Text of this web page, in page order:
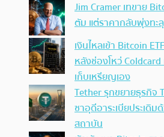
Jim Cramer เทขาย
ตัม แต่ราคากลับพุ่งทะ
เงินไหลเข้า Bitcoin
หลังช่องโหว่
เก็บเหรียญเอง
Tether รุกขยายธุรกิจ
ซาอุดีอาระเบียประเดิ
สถาบัน